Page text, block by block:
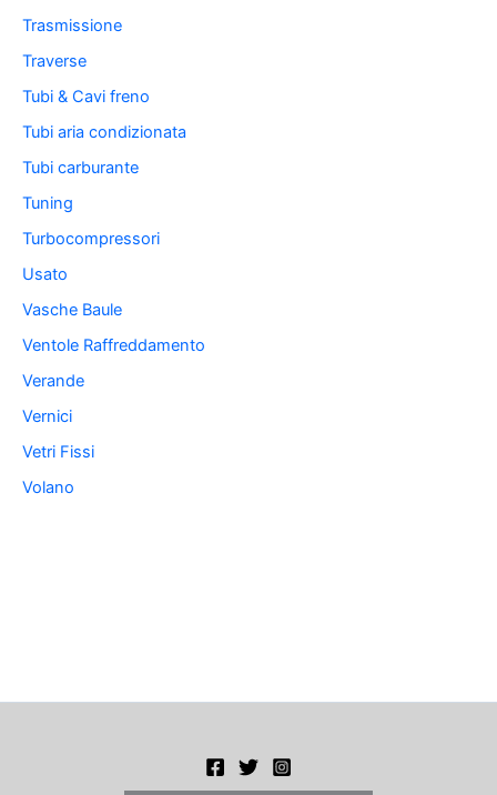
Trasmissione
Traverse
Tubi & Cavi freno
Tubi aria condizionata
Tubi carburante
Tuning
Turbocompressori
Usato
Vasche Baule
Ventole Raffreddamento
Verande
Vernici
Vetri Fissi
Volano